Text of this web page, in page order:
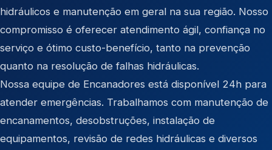
hidráulicos e manutenção em geral na sua região. Nosso
compromisso é oferecer atendimento ágil, confiança no
serviço e ótimo custo-benefício, tanto na prevenção
quanto na resolução de falhas hidráulicas.
Nossa equipe de Encanadores está disponível 24h para
atender emergências. Trabalhamos com manutenção de
encanamentos, desobstruções, instalação de
equipamentos, revisão de redes hidráulicas e diversos